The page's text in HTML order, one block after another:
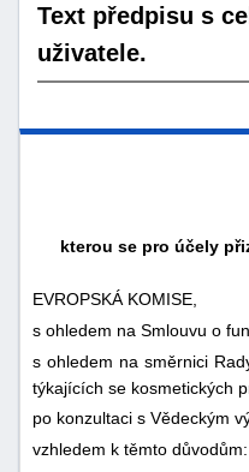
Text předpisu s
uživatele.
kterou se pro účely
EVROPSKÁ KOMISE,
s ohledem na Smlouvu o
s ohledem na směrnici
týkajících se kosmetických
po konzultaci s Vědeckým
vzhledem k těmto důvodům: